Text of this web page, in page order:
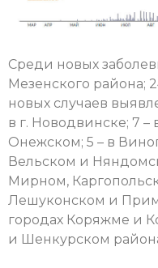
Среди новых
Мезенского района;
новых случаев
в г. Новодвинске; 7
Онежском; 5 – в
Вельском и
Мирном,
Лешуконском и
городах Коряжме и
и Шенкурском